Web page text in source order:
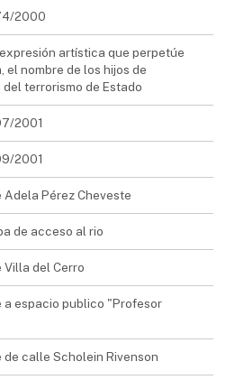
2000
artística que perpetúe
el nombre de los hijos de
terrorismo de Estado
2001
2001
Adela Pérez Cheveste
de acceso al rio
Villa del Cerro
a espacio publico "Profesor
de calle Scholein Rivenson